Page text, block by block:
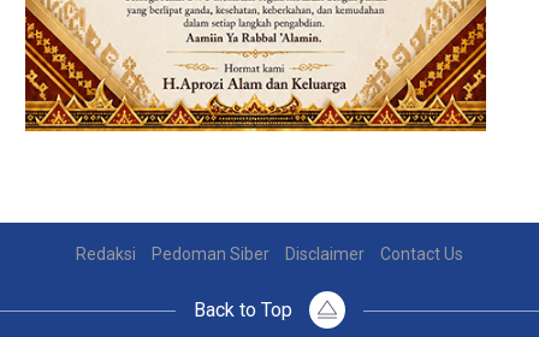
Redaksi Pedoman Siber Disclaimer Contact Us
Back to Top